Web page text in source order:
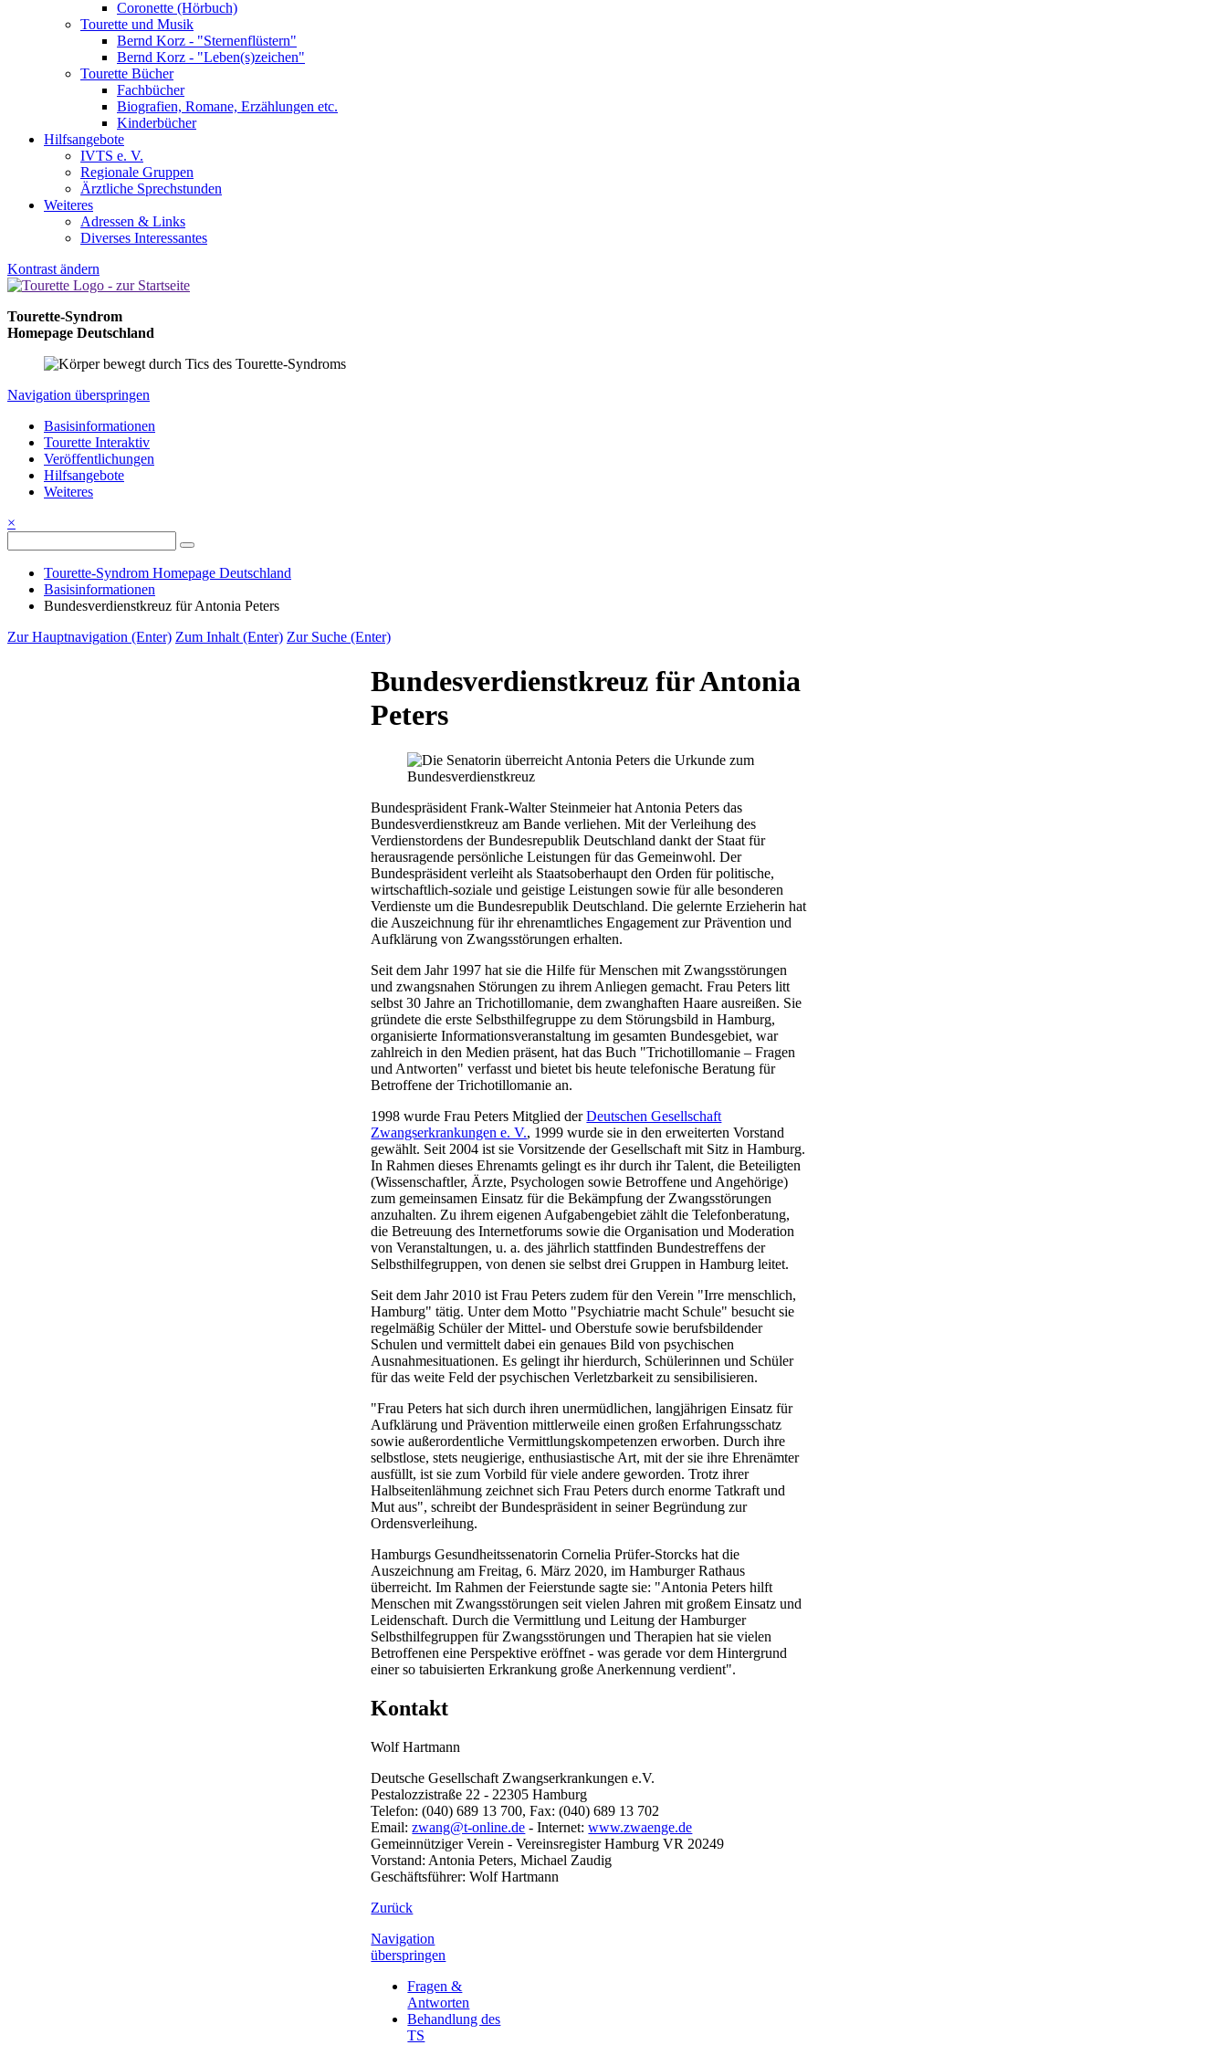
Coronette (Hörbuch)
Tourette und Musik
Bernd Korz - "Sternenflüstern"
Bernd Korz - "Leben(s)zeichen"
Tourette Bücher
Fachbücher
Biografien, Romane, Erzählungen etc.
Kinderbücher
Hilfsangebote
IVTS e. V.
Regionale Gruppen
Ärztliche Sprechstunden
Weiteres
Adressen & Links
Diverses Interessantes
Kontrast ändern
Tourette-Syndrom
Homepage Deutschland
Navigation überspringen
Basisinformationen
Tourette Interaktiv
Veröffentlichungen
Hilfsangebote
Weiteres
×
Tourette-Syndrom Homepage Deutschland
Basisinformationen
Bundesverdienstkreuz für Antonia Peters
Zur Hauptnavigation (Enter) Zum Inhalt (Enter) Zur Suche (Enter)
Bundesverdienstkreuz für Antonia
Peters
Bundespräsident Frank-Walter Steinmeier hat Antonia Peters das
Bundesverdienstkreuz am Bande verliehen. Mit der Verleihung des
Verdienstordens der Bundesrepublik Deutschland dankt der Staat für
herausragende persönliche Leistungen für das Gemeinwohl. Der
Bundespräsident verleiht als Staatsoberhaupt den Orden für politische,
wirtschaftlich-soziale und geistige Leistungen sowie für alle besonderen
Verdienste um die Bundesrepublik Deutschland. Die gelernte Erzieherin hat
die Auszeichnung für ihr ehrenamtliches Engagement zur Prävention und
Aufklärung von Zwangsstörungen erhalten.
Seit dem Jahr 1997 hat sie die Hilfe für Menschen mit Zwangsstörungen
und zwangsnahen Störungen zu ihrem Anliegen gemacht. Frau Peters litt
selbst 30 Jahre an Trichotillomanie, dem zwanghaften Haare ausreißen. Sie
gründete die erste Selbsthilfegruppe zu dem Störungsbild in Hamburg,
organisierte Informationsveranstaltung im gesamten Bundesgebiet, war
zahlreich in den Medien präsent, hat das Buch "Trichotillomanie – Fragen
und Antworten" verfasst und bietet bis heute telefonische Beratung für
Betroffene der Trichotillomanie an.
1998 wurde Frau Peters Mitglied derDeutschen Gesellschaft
Zwangserkrankungen e. V., 1999 wurde sie in den erweiterten Vorstand
gewählt. Seit 2004 ist sie Vorsitzende der Gesellschaft mit Sitz in Hamburg.
In Rahmen dieses Ehrenamts gelingt es ihr durch ihr Talent, die Beteiligten
(Wissenschaftler, Ärzte, Psychologen sowie Betroffene und Angehörige)
zum gemeinsamen Einsatz für die Bekämpfung der Zwangsstörungen
anzuhalten. Zu ihrem eigenen Aufgabengebiet zählt die Telefonberatung,
die Betreuung des Internetforums sowie die Organisation und Moderation
von Veranstaltungen, u. a. des jährlich stattfinden Bundestreffens der
Selbsthilfegruppen, von denen sie selbst drei Gruppen in Hamburg leitet.
Seit dem Jahr 2010 ist Frau Peters zudem für den Verein "Irre menschlich,
Hamburg" tätig. Unter dem Motto "Psychiatrie macht Schule" besucht sie
regelmäßig Schüler der Mittel- und Oberstufe sowie berufsbildender
Schulen und vermittelt dabei ein genaues Bild von psychischen
Ausnahmesituationen. Es gelingt ihr hierdurch, Schülerinnen und Schüler
für das weite Feld der psychischen Verletzbarkeit zu sensibilisieren.
"Frau Peters hat sich durch ihren unermüdlichen, langjährigen Einsatz für
Aufklärung und Prävention mittlerweile einen großen Erfahrungsschatz
sowie außerordentliche Vermittlungskompetenzen erworben. Durch ihre
selbstlose, stets neugierige, enthusiastische Art, mit der sie ihre Ehrenämter
ausfüllt, ist sie zum Vorbild für viele andere geworden. Trotz ihrer
Halbseitenlähmung zeichnet sich Frau Peters durch enorme Tatkraft und
Mut aus", schreibt der Bundespräsident in seiner Begründung zur
Ordensverleihung.
Hamburgs Gesundheitssenatorin Cornelia Prüfer-Storcks hat die
Auszeichnung am Freitag, 6. März 2020, im Hamburger Rathaus
überreicht. Im Rahmen der Feierstunde sagte sie: "Antonia Peters hilft
Menschen mit Zwangsstörungen seit vielen Jahren mit großem Einsatz und
Leidenschaft. Durch die Vermittlung und Leitung der Hamburger
Selbsthilfegruppen für Zwangsstörungen und Therapien hat sie vielen
Betroffenen eine Perspektive eröffnet - was gerade vor dem Hintergrund
einer so tabuisierten Erkrankung große Anerkennung verdient".
Kontakt
Wolf Hartmann
Deutsche Gesellschaft Zwangserkrankungen e.V.
Pestalozzistraße 22 - 22305 Hamburg
Telefon: (040) 689 13 700, Fax: (040) 689 13 702
Email:zwang@t-online.de - Internet:www.zwaenge.de
Gemeinnütziger Verein - Vereinsregister Hamburg VR 20249
Vorstand: Antonia Peters, Michael Zaudig
Geschäftsführer: Wolf Hartmann
Zurück
Navigation
überspringen
Fragen &
Antworten
Behandlung des
TS